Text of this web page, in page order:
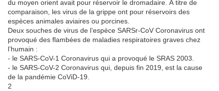
du moyen orient avait pour réservoir le dromadaire. À titre de
comparaison, les virus de la grippe ont pour réservoirs des
espèces animales aviaires ou porcines.
Deux souches de virus de l’espèce SARSr-CoV Coronavirus ont
provoqué des flambées de maladies respiratoires graves chez
l’humain :
- le SARS-CoV-1 Coronavirus qui a provoqué le SRAS 2003.
- le SARS-CoV-2 Coronavirus qui, depuis fin 2019, est la cause
de la pandémie CoViD-19.
2